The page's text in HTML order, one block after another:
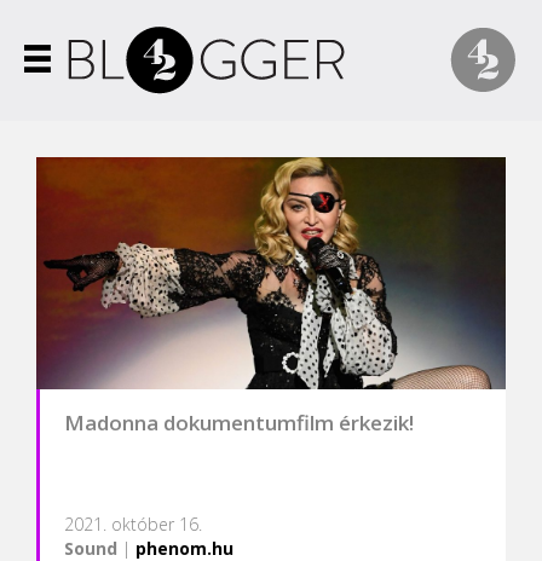
Madonna dokumentumfilm érkezik!
2021. október 16.
Sound | phenom.hu